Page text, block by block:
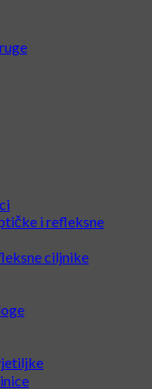
i refleksne
ciljnike